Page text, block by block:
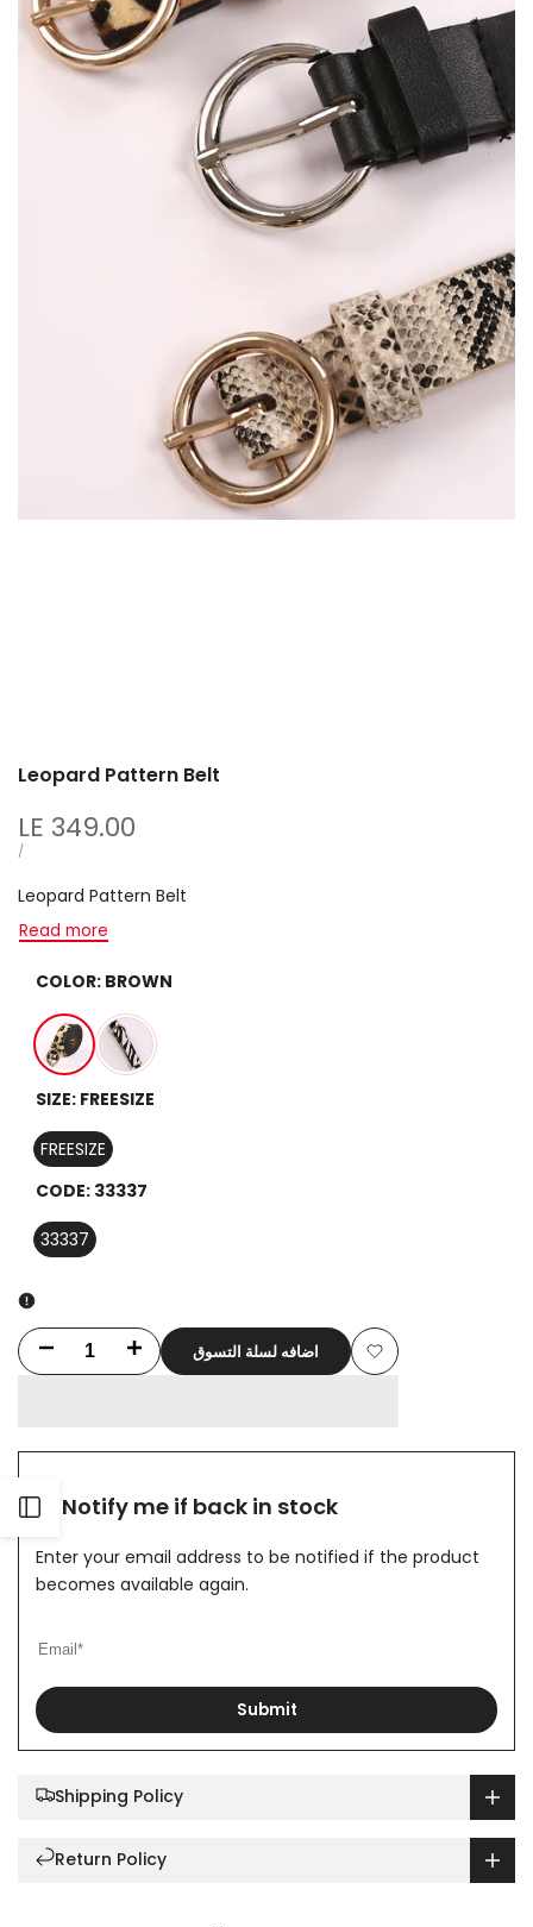
Open
Sidebar
Leopard Pattern Belt
Sale
price
LE 349.00
UNIT
/PER
Leopard Pattern Belt
Read more
COLOR: BROWN
Brown
SIZE: FREESIZE
FREESIZE
CODE: 33337
33337
Decrease
Belt
Increase
Belt
اضافه لسلة التسوق
Add
Notify me if back in stock
Enter your email address to be notified if the product
becomes available again.
Submit
Shipping Policy
Return Policy